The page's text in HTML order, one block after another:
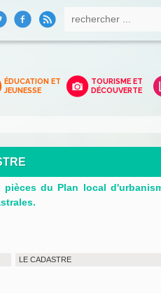
ÉDUCATION ET
JEUNESSE
TOURISME ET
DÉCOUVERTE
du Plan local
LE CADASTRE